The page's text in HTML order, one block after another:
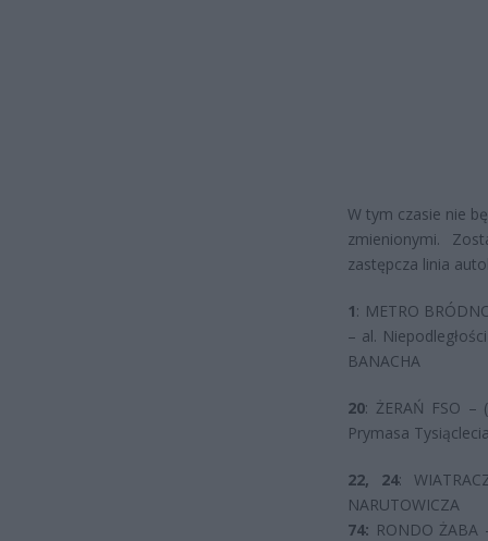
W tym czasie nie
zmienionymi.
zastępcza linia
1: METRO
– al.
BANACHA
20: ŻERAŃ FSO
Prymasa
22, 24:
NARUTOWICZA
74: RONDO